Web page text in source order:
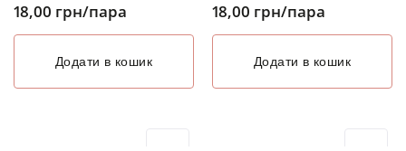
18,00 грн/пара
Додати в кошик
18,00 грн/пара
Додати в кошик